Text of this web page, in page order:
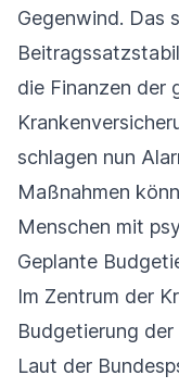
Gegenwind. Das
die Finanzen der
schlagen nun
Maßnahmen
Menschen mit
Geplante
Im Zentrum der
Budgetierung
Laut der